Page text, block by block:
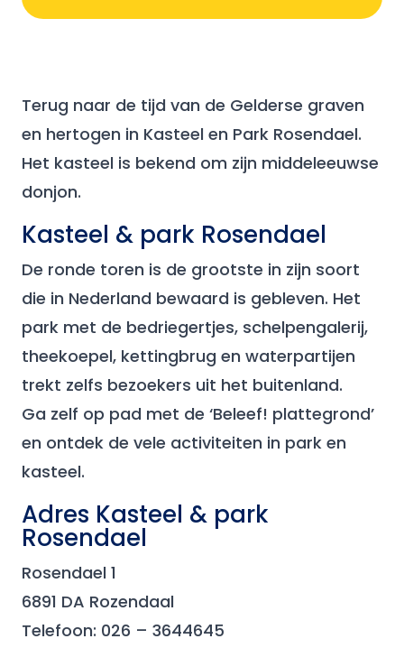
Terug naar de tijd van de Gelderse graven
en hertogen in Kasteel en Park Rosendael.
Het kasteel is bekend om zijn middeleeuwse
donjon.
Kasteel & park Rosendael
De ronde toren is de grootste in zijn soort
die in Nederland bewaard is gebleven. Het
park met de bedriegertjes, schelpengalerij,
theekoepel, kettingbrug en waterpartijen
trekt zelfs bezoekers uit het buitenland.
Ga zelf op pad met de ‘Beleef! plattegrond’
en ontdek de vele activiteiten in park en
kasteel.
Adres Kasteel & park
Rosendael
Rosendael 1
6891 DA Rozendaal
Telefoon: 026 – 3644645